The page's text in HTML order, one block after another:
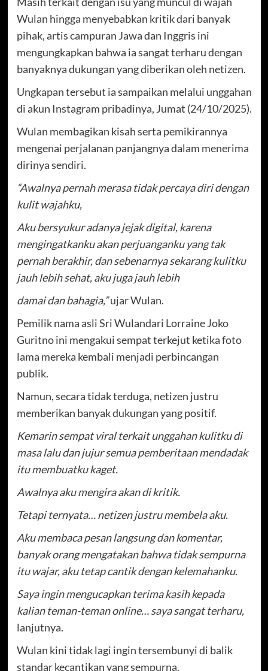
Wulan hingga menyebabkan kritik dari banyak
pihak, artis campuran Jawa dan Inggris ini
mengungkapkan bahwa ia sangat terharu dengan
banyaknya dukungan yang diberikan oleh netizen.
Ungkapan tersebut ia sampaikan melalui unggahan
di akun Instagram pribadinya, Jumat (24/10/2025).
Wulan membagikan kisah serta pemikirannya
mengenai perjalanan panjangnya dalam menerima
dirinya sendiri.
“Awalnya pernah merasa tidak percaya diri dengan
kulit wajahku,
Aku bersyukur adanya jejak digital, karena
mengingatkanku akan perjuanganku yang tak
pernah berakhir, dan sebenarnya sekarang kulitku
jauh lebih sehat, aku juga jauh lebih
damai dan bahagia,”ujar Wulan.
Pemilik nama asli Sri Wulandari Lorraine Joko
Guritno ini mengakui sempat terkejut ketika foto
lama mereka kembali menjadi perbincangan
publik.
Namun, secara tidak terduga, netizen justru
memberikan banyak dukungan yang positif.
Kemarin sempat viral terkait unggahan kulitku di
masa lalu dan jujur semua pemberitaan mendadak
itu membuatku kaget.
Awalnya aku mengira akan di kritik.
Tetapi ternyata… netizen justru membela aku.
Aku membaca pesan langsung dan komentar,
banyak orang mengatakan bahwa tidak sempurna
itu wajar, aku tetap cantik dengan kelemahanku.
Saya ingin mengucapkan terima kasih kepada
kalian teman-teman online… saya sangat terharu,
lanjutnya.
Wulan kini tidak lagi ingin tersembunyi di balik
standar kecantikan yang sempurna.